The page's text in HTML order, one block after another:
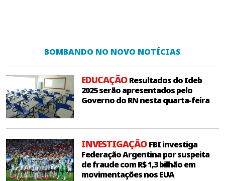
BOMBANDO NO NOVO NOTÍCIAS
EDUCAÇÃOResultados do Ideb
2025 serão apresentados pelo
Governo do RN nesta quarta-feira
INVESTIGAÇÃOFBI investiga
Federação Argentina por suspeita
de fraude com R$ 1,3 bilhão em
movimentações nos EUA